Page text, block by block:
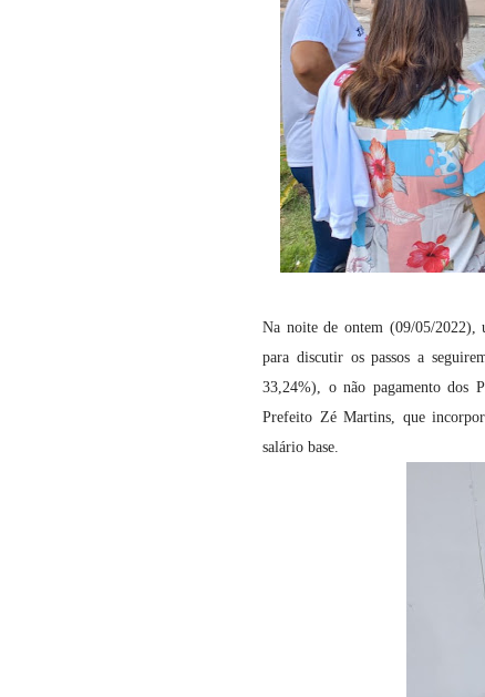
Na noite de ontem (09/05/2022),
para discutir os passos a
33,24%), o não pagamento dos
Prefeito Zé Martins, que
salário base.